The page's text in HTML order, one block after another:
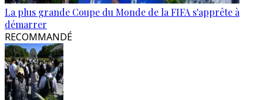
La plus grande Coupe du Monde de la FIFA s'apprête à
démarrer
RECOMMANDÉ